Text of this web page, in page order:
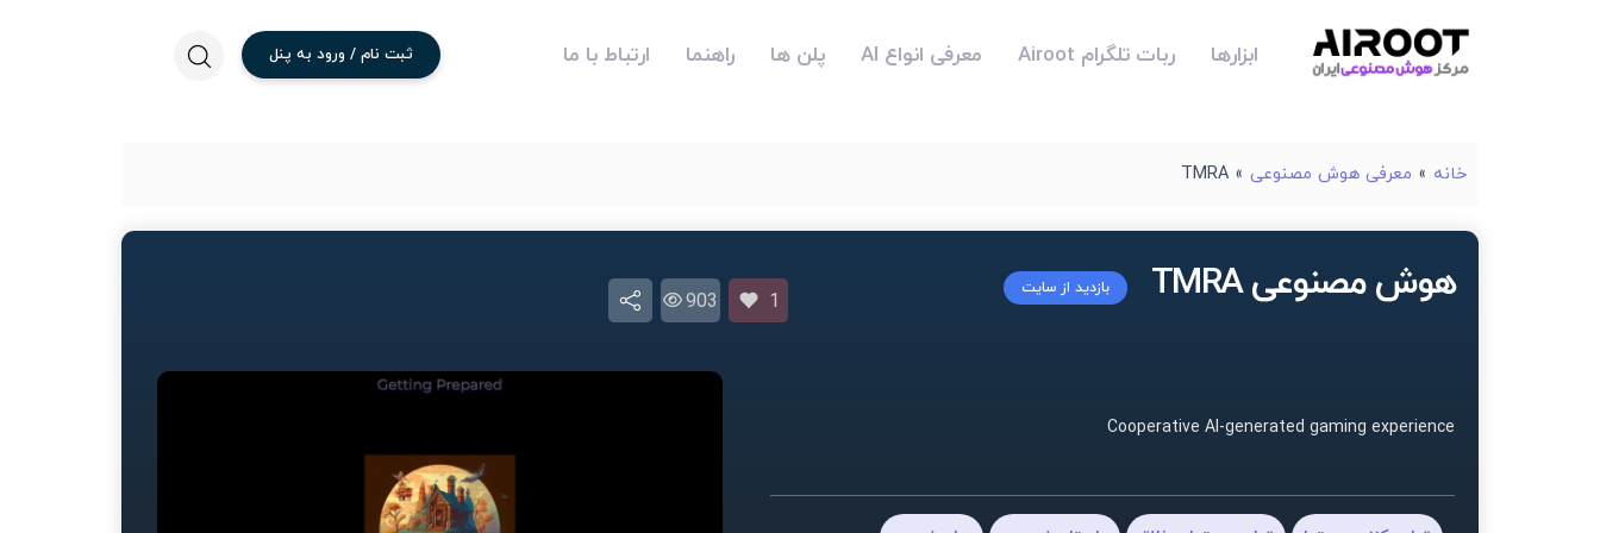
ابزارها ربات تلگرام Airoot معرفی انواع AI پلن ها راهنما ارتباط با ما ثبت نام / ورود به پنل
خانه » معرفی هوش مصنوعی »
TMRA
هوش مصنوعی TMRA بازدید از سایت
1
903
Cooperative AI-generated gaming experience